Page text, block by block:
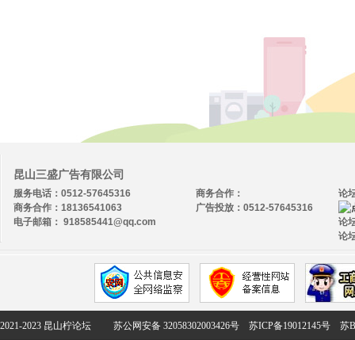
昆山三盛广告有限公司
服务电话：0512-57645316
商务合作：18136541063
电子邮箱： 918585441@qq.com
论
论
论
商务合作：
广告投放：0512-57645316
2021-2023 昆山柠论坛 苏公网安备 32058302003426号 苏ICP备19012145号 苏